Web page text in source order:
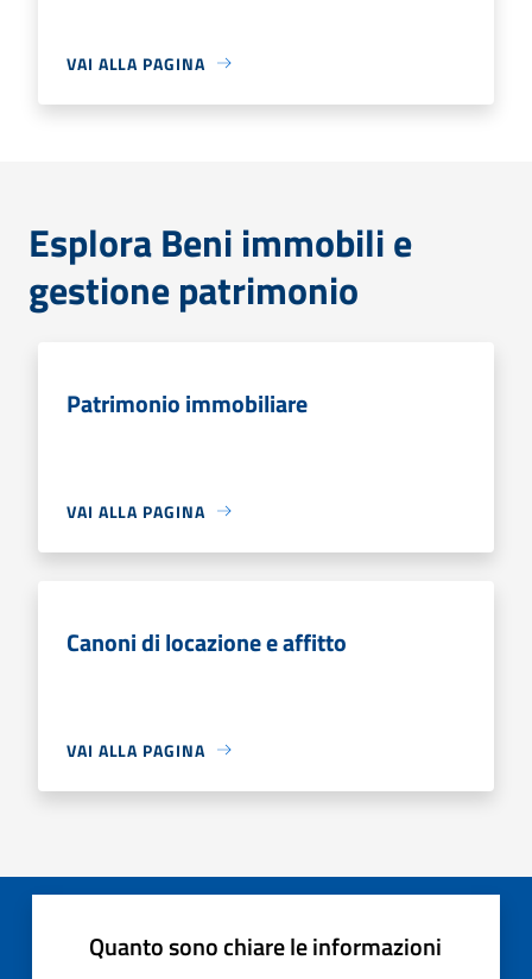
VAI ALLA PAGINA
Esplora Beni immobili e
gestione patrimonio
Patrimonio immobiliare
VAI ALLA PAGINA
Canoni di locazione e affitto
VAI ALLA PAGINA
Quanto sono chiare le informazioni